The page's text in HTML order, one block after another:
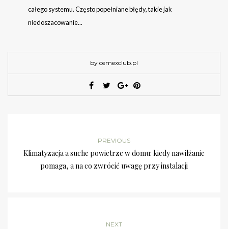
całego systemu. Często popełniane błędy, takie jak
niedoszacowanie...
by cemexclub.pl
PREVIOUS
Klimatyzacja a suche powietrze w domu: kiedy nawilżanie
pomaga, a na co zwrócić uwagę przy instalacji
NEXT